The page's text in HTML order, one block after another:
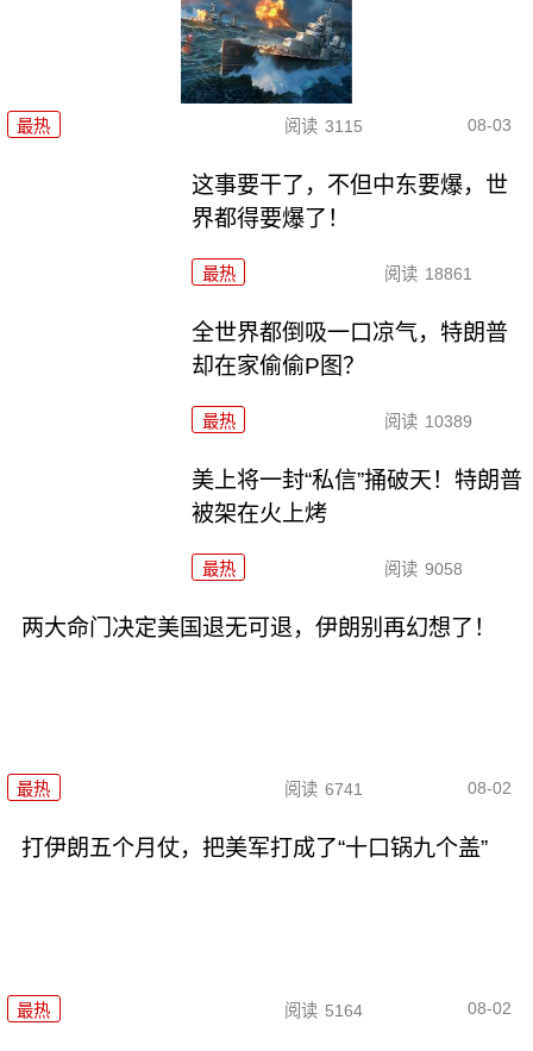
最热 阅读 3115 08-03
这事要干了，不但中东要爆，世
界都得要爆了！
最热 阅读 18861
全世界都倒吸一口凉气，特朗普
却在家偷偷P图？
最热 阅读 10389
美上将一封“私信”捅破天！特朗普
被架在火上烤
最热 阅读 9058
两大命门决定美国退无可退，伊朗别再幻想了！
最热 阅读 6741 08-02
打伊朗五个月仗，把美军打成了“十口锅九个盖”
最热 阅读 5164 08-02